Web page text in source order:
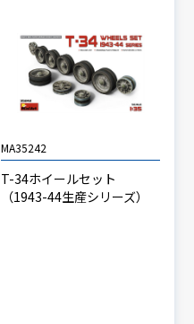
MA35242
T-34ホイールセット
（1943-44生産シリーズ）